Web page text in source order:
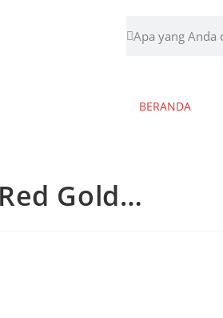
BERANDA
Gold…